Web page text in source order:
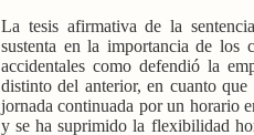
La tesis afirmativa de la
sustenta en la importancia de los
accidentales como defendió la
distinto del anterior, en cuanto
jornada continuada por un horario
y se ha suprimido la flexibilidad